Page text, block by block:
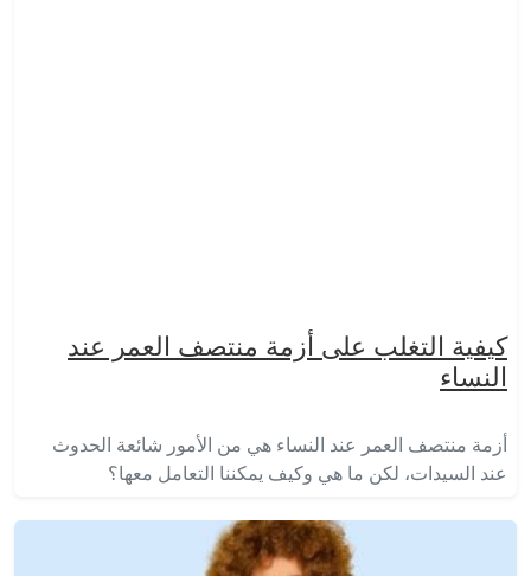
كيفية التغلب على أزمة منتصف العمر عند
النساء
أزمة منتصف العمر عند النساء هي من الأمور شائعة الحدوث
عند السيدات، لكن ما هي وكيف يمكننا التعامل معها؟